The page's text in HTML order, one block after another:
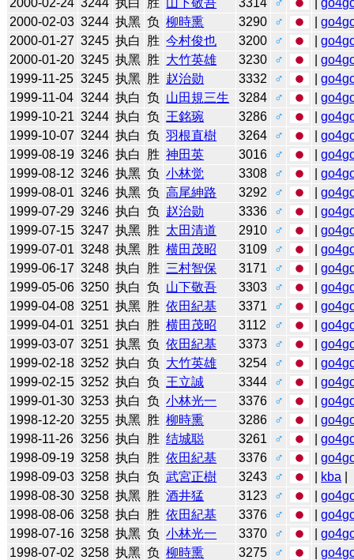
2000-02-03 3244 执黑 负 柳時熏 3290 ♂ |
2000-01-27 3245 执白 胜 今村俊也 3200 ♂ |
2000-01-20 3245 执黑 胜 大竹英雄 3230 ♂ |
1999-11-25 3245 执黑 胜 赵治勋 3332 ♂ |
1999-11-04 3244 执白 负 山田規三生 3284 ♂ |
1999-10-21 3244 执白 负 王銘琬 3286 ♂ |
1999-10-07 3244 执白 负 羽根直樹 3264 ♂ |
1999-08-19 3246 执白 胜 神田英 3016 ♂ |
1999-08-12 3246 执黑 负 小林觉 3308 ♂ |
1999-08-01 3246 执黑 负 高尾紳路 3292 ♂ |
1999-07-29 3246 执白 负 赵治勋 3336 ♂ |
1999-07-15 3247 执黑 胜 太田清道 2910 ♂ |
1999-07-01 3248 执黑 胜 横田茂昭 3109 ♂ |
1999-06-17 3248 执白 胜 三村智保 3171 ♂ |
1999-05-06 3250 执白 负 山下敬吾 3303 ♂ |
1999-04-08 3251 执黑 胜 依田紀基 3371 ♂ |
1999-04-01 3251 执白 胜 横田茂昭 3112 ♂ |
1999-03-07 3251 执黑 负 依田紀基 3373 ♂ |
1999-02-18 3252 执白 负 大竹英雄 3254 ♂ |
1999-02-15 3252 执白 负 王立誠 3344 ♂ |
1999-01-30 3253 执白 负 小林光一 3376 ♂ |
1998-12-20 3255 执黑 胜 柳時熏 3286 ♂ |
1998-11-26 3256 执白 胜 结城聪 3261 ♂ |
1998-09-19 3258 执白 胜 依田紀基 3376 ♂ |
1998-09-03 3258 执白 负 武宮正樹 3243 ♂ kba
1998-08-30 3258 执黑 胜 酒井猛 3123 ♂ |
1998-08-06 3258 执白 胜 依田紀基 3376 ♂ |
1998-07-16 3258 执黑 负 小林光一 3370 ♂ |
1998-07-02 3258 执黑 负 柳時熏 3275 ♂ |